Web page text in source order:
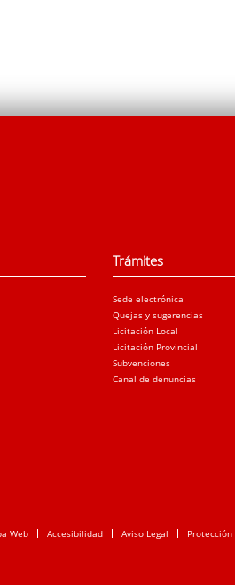
Trámites
Sede electrónica
Quejas y sugerencias
Licitación Local
Licitación Provincial
Subvenciones
Canal de denuncias
Web Accesibilidad Aviso Legal